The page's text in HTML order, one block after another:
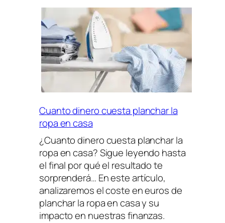
Cuanto dinero cuesta planchar la
ropa en casa
¿Cuanto dinero cuesta planchar la
ropa en casa? Sigue leyendo hasta
el final por qué el resultado te
sorprenderá… En este artículo,
analizaremos el coste en euros de
planchar la ropa en casa y su
impacto en nuestras finanzas.